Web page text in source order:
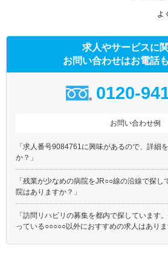
よ
求人やサービスに
お問い合わせはお電話
0120-
お問い合わせ例
「求人番号9084761に興味があるので、詳細
か？」
「残業が少なめの病院をJR○○線の沿線で探
院はありますか？」
「訪問リハビリの募集を都内で探しています
っている○○○○○以外におすすめの求人はありま